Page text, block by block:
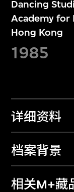
Dancing
Academy for
Hong Kong
1985
详细资料
档案背景
相关M+藏